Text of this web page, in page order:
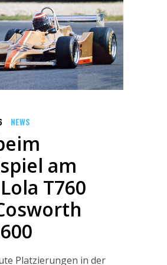
NEWS
am
T760
Platzierungen in der